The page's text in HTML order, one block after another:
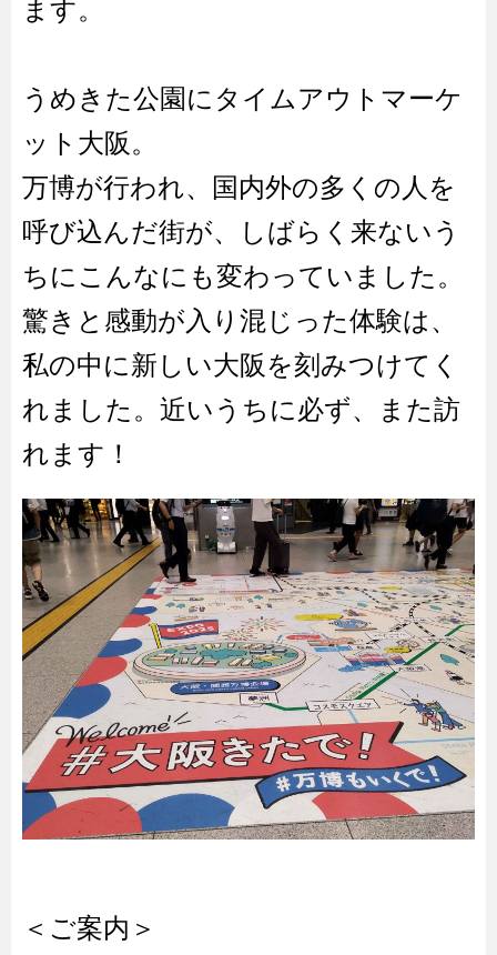
ます。
うめきた公園にタイムアウトマーケ
ット大阪。
万博が行われ、国内外の多くの人を
呼び込んだ街が、しばらく来ないう
ちにこんなにも変わっていました。
驚きと感動が入り混じった体験は、
私の中に新しい大阪を刻みつけてく
れました。近いうちに必ず、また訪
れます！
＜ご案内＞